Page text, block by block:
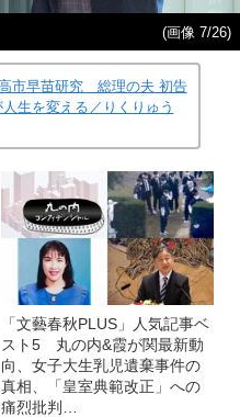
(画像 7/26)
高市早苗研究 総理の夫 初告
生を変える／りくりゅう
「文藝春秋PLUS」人気記事ベ
スト5 丸の内&霞が関最新動
向、女子大生乳児遺棄事件の
真相、「皇室典範改正」への
痛烈批判…